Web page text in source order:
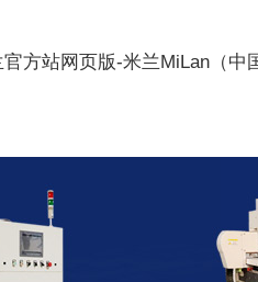
方站网页版-米兰MiLan（中